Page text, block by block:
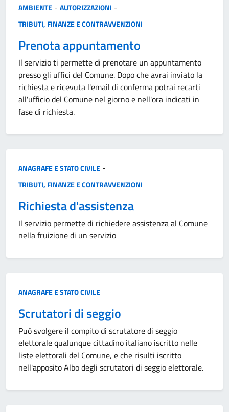
Categoria:
AMBIENTE - AUTORIZZAZIONI -
TRIBUTI, FINANZE E CONTRAVVENZIONI
Prenota appuntamento
Il servizio ti permette di prenotare un appuntamento
presso gli uffici del Comune. Dopo che avrai inviato la
richiesta e ricevuta l'email di conferma potrai recarti
all'ufficio del Comune nel giorno e nell'ora indicati in
fase di richiesta.
Categoria:
ANAGRAFE E STATO CIVILE -
TRIBUTI, FINANZE E CONTRAVVENZIONI
Richiesta d'assistenza
Il servizio permette di richiedere assistenza al Comune
nella fruizione di un servizio
Categoria:
ANAGRAFE E STATO CIVILE
Scrutatori di seggio
Può svolgere il compito di scrutatore di seggio
elettorale qualunque cittadino italiano iscritto nelle
liste elettorali del Comune, e che risulti iscritto
nell'apposito Albo degli scrutatori di seggio elettorale.